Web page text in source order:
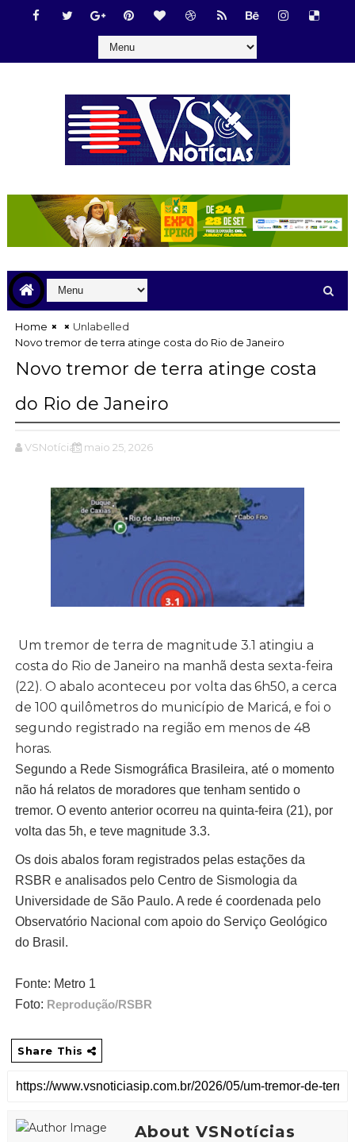
Home
Unlabelled
Novo tremor de terra atinge costa do Rio de Janeiro
Novo tremor de terra atinge costa
do Rio de Janeiro
VSNotícias maio 25, 2026
Um tremor de terra de magnitude 3.1 atingiu a
costa do Rio de Janeiro na manhã desta sexta-feira
(22). O abalo aconteceu por volta das 6h50, a cerca
de 100 quilômetros do município de Maricá, e foi o
segundo registrado na região em menos de 48
horas.
Segundo a Rede Sismográfica Brasileira, até o momento
não há relatos de moradores que tenham sentido o
tremor. O evento anterior ocorreu na quinta-feira (21), por
volta das 5h, e teve magnitude 3.3.
Os dois abalos foram registrados pelas estações da
RSBR e analisados pelo Centro de Sismologia da
Universidade de São Paulo. A rede é coordenada pelo
Observatório Nacional com apoio do Serviço Geológico
do Brasil.
Fonte: Metro 1
Foto: Reprodução/RSBR
Share This
About VSNotícias